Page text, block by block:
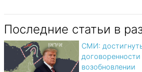
Последние статьи в
СМИ:
договоренности
возобновлении